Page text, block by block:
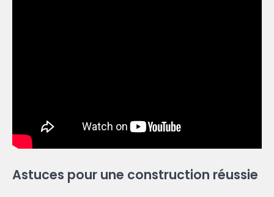
Astuces pour une construction réussie